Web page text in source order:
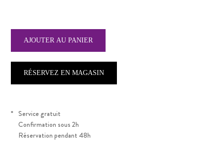
RÉSERVEZ EN MAGASIN
* Service gratuit
Confirmation sous 2h
Réservation pendant 48h